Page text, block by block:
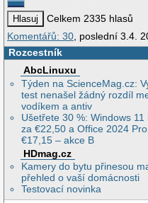
Celkem 2335 hlasů
Komentářů: 30, poslední 3.4.
Rozcestník
AbcLinuxu
Týden na ScienceMag.cz:
test nenašel žádný rozdíl
vodíkem a antiv
Ušetřete 30 %: Windows 11
za €22,50 a Office 2024
€17,15 – akce B
HDmag.cz
Kamery do bytu přinesou
přehled o vaší domácnosti
Testovací novinka